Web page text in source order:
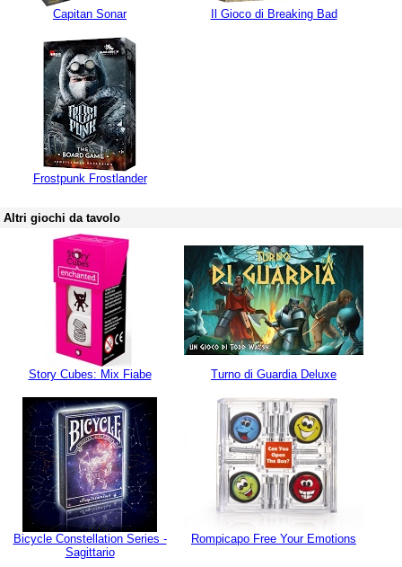
Capitan Sonar Il Gioco di Breaking Bad
Frostpunk Frostlander
Altri giochi da tavolo
Story Cubes: Mix Fiabe Turno di Guardia Deluxe
Bicycle Constellation Series -
Sagittario
Rompicapo Free Your Emotions